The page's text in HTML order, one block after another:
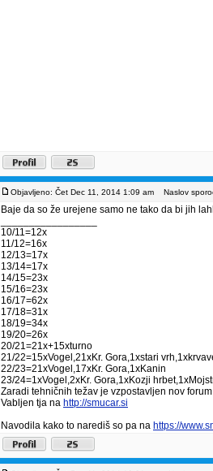
Objavljeno: Čet Dec 11, 2014 1:09 am Naslov
Baje da so že urejene samo ne tako da bi jih
10/11=12x
11/12=16x
12/13=17x
13/14=17x
14/15=23x
15/16=23x
16/17=62x
17/18=31x
18/19=34x
19/20=26x
20/21=21x+15xturno
21/22=15xVogel,21xKr. Gora,1xstari
22/23=21xVogel,17xKr. Gora,1xKanin
23/24=1xVogel,2xKr. Gora,1xKozji
Zaradi tehničnih težav je vzpostavljen nov
Vabljen tja na http://smucar.si
Navodila kako to narediš so pa na https://